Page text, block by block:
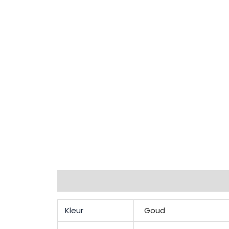
Kleur Goud